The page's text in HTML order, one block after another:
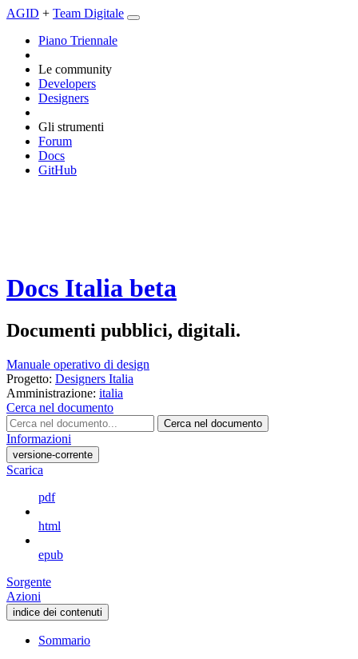
AGID + Team Digitale
Piano Triennale
Le community
Developers
Designers
Gli strumenti
Forum
Docs
GitHub
Docs Italia beta
Documenti pubblici, digitali.
Manuale operativo di design
Progetto: Designers Italia
Amministrazione: italia
Cerca nel documento
Cerca nel documento
Informazioni
versione-corrente
Scarica
pdf
html
epub
Sorgente
Azioni
indice dei contenuti
Sommario